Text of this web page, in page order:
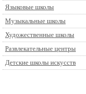
Языковые школы
Музыкальные школы
Художественные школы
Развлекательные центры
Детские школы искусств